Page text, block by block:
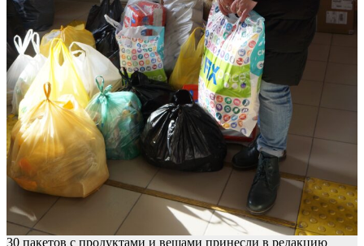
30 пакетов с продуктами и вещами принесли в редакцию